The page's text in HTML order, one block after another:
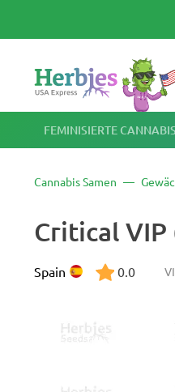
FEMINISIERTE
Cannabis Samen
Critical VIP
Spain 0.0